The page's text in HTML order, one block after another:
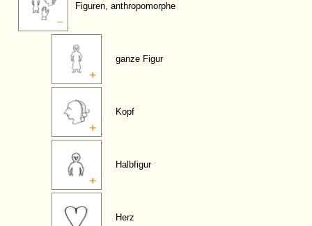
Figuren, anthropomorphe
ganze Figur
Kopf
Halbfigur
Herz